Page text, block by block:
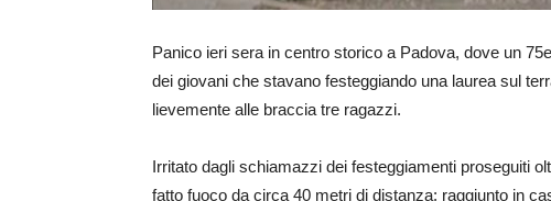
Panico ieri sera in centro storico a Padova, dove un
dei giovani che stavano festeggiando una laurea sul
lievemente alle braccia tre ragazzi.
Irritato dagli schiamazzi dei festeggiamenti proseguiti
fatto fuoco da circa 40 metri di distanza: raggiunto in